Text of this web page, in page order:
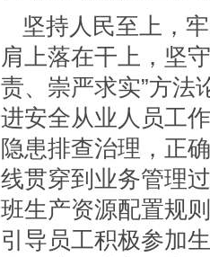
坚持人民至上，
肩上落在干上，坚
责、崇严求实”方法
进安全从业人员工
隐患排查治理，正
线贯穿到业务管理
班生产资源配置规
引导员工积极参加